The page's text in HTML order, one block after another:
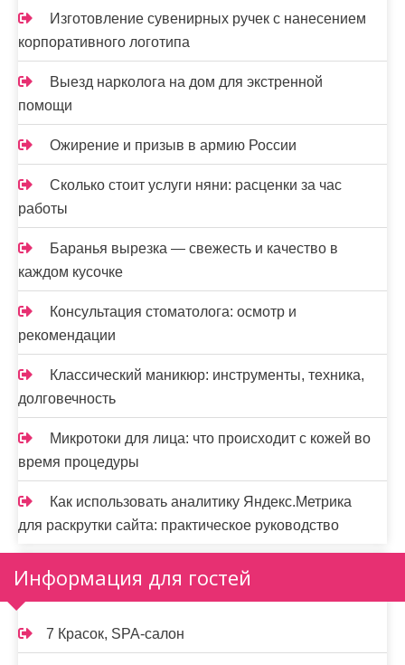
Изготовление сувенирных ручек с нанесением
корпоративного логотипа
Выезд нарколога на дом для экстренной
помощи
Ожирение и призыв в армию России
Сколько стоит услуги няни: расценки за час
работы
Баранья вырезка — свежесть и качество в
каждом кусочке
Консультация стоматолога: осмотр и
рекомендации
Классический маникюр: инструменты, техника,
долговечность
Микротоки для лица: что происходит с кожей во
время процедуры
Как использовать аналитику Яндекс.Метрика
для раскрутки сайта: практическое руководство
Информация для гостей
7 Красок, SPA-салон